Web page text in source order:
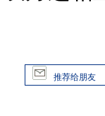
推荐给朋友